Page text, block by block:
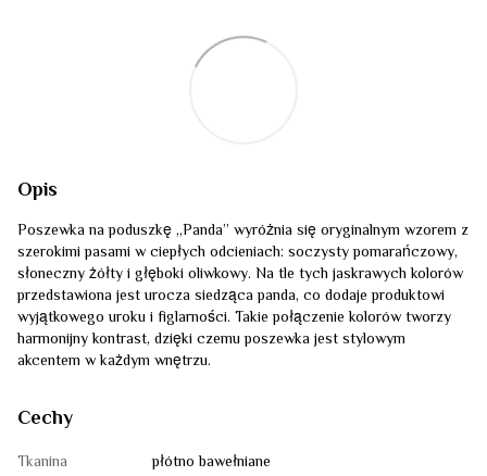
Opis
Poszewka na poduszkę „Panda” wyróżnia się oryginalnym wzorem z
szerokimi pasami w ciepłych odcieniach: soczysty pomarańczowy,
słoneczny żółty i głęboki oliwkowy. Na tle tych jaskrawych kolorów
przedstawiona jest urocza siedząca panda, co dodaje produktowi
wyjątkowego uroku i figlarności. Takie połączenie kolorów tworzy
harmonijny kontrast, dzięki czemu poszewka jest stylowym
akcentem w każdym wnętrzu.
Cechy
Tkanina
płótno bawełniane